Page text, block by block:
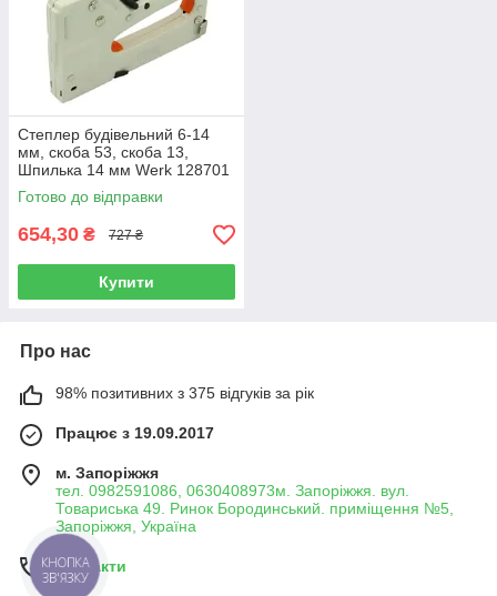
Степлер будівельний 6-14
мм, скоба 53, скоба 13,
Шпилька 14 мм Werk 128701
(62016)
Готово до відправки
654,30 ₴ 727 ₴
Купити
Про нас
98% позитивних з 375 відгуків за рік
Працює з 19.09.2017
м. Запоріжжя
тел. 0982591086, 0630408973м. Запоріжжя. вул.
Товариська 49. Ринок Бородинський. приміщення №5,
Запоріжжя, Україна
Контакти
КНОПКА
ЗВ'ЯЗКУ